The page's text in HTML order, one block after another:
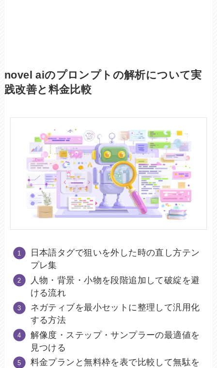
novel aiのプロンプトの解析について実
践改善と料金比較
日本語タグで狙いを外した時の直し方テン
プレ集
人物・背景・小物を段階追加して破綻を避
ける流れ
ネガティブを最小セットに整理して汎用化
する方法
解像度・ステップ・サンプラーの最適値を
見つける
料金プランと無料枠を表で比較して無駄を